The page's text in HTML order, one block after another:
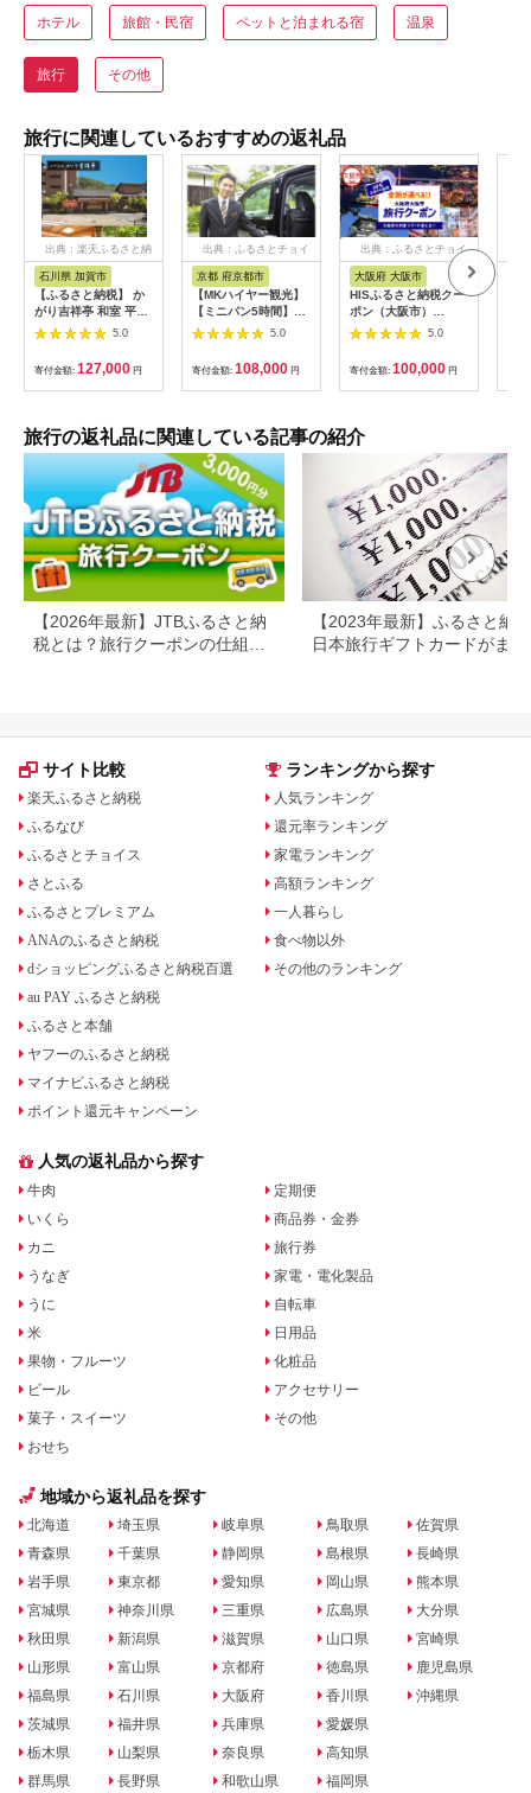
ホテル 旅館・民宿 ペットと泊まれる宿 温泉
旅行 その他
旅行に関連しているおすすめの返礼品
出典：楽天ふるさと納
石川県 加賀市
【ふるさと納税】 か
がり吉祥亭 和室 平日
限定 ペア宿泊券 1泊2
食付 2名 ペア 食事付
温泉 宿泊券 旅行 トラ
ベル 宿泊 宿泊施設 宿
レジャー F6P-0991
5.0
寄付金額: 127,000 円
出典：ふるさとチョイ
京都 府京都市
【MKハイヤー観光】
【ミニバン5時間】ド
ライバーとめぐるとっ
ておきの京都観光（3
／21-6／20・10／1-
11／30）
5.0
寄付金額: 108,000 円
出典：ふるさとチョイ
大阪府 大阪市
HISふるさと納税クー
ポン（大阪市）
30,000円分_OS039-
5.0
寄付金額: 100,000 円
旅行の返礼品に関連している記事の紹介
【2026年最新】JTBふるさと納
税とは？旅行クーポンの仕組
【2023年最新】ふるさと納
日本旅行ギフトカードがまだ
サイト比較
楽天ふるさと納税
ふるなび
ふるさとチョイス
さとふる
ふるさとプレミアム
ANAのふるさと納税
dショッピングふるさと納税百選
au PAY ふるさと納税
ふるさと本舗
ヤフーのふるさと納税
マイナビふるさと納税
ポイント還元キャンペーン
ランキングから探す
人気ランキング
還元率ランキング
家電ランキング
高額ランキング
一人暮らし
食べ物以外
その他のランキング
人気の返礼品から探す
牛肉
いくら
カニ
うなぎ
うに
米
果物・フルーツ
ビール
菓子・スイーツ
おせち
定期便
商品券・金券
旅行券
家電・電化製品
自転車
日用品
化粧品
アクセサリー
その他
地域から返礼品を探す
北海道
青森県
岩手県
宮城県
秋田県
山形県
福島県
茨城県
栃木県
群馬県
埼玉県
千葉県
東京都
神奈川県
新潟県
富山県
石川県
福井県
山梨県
長野県
岐阜県
静岡県
愛知県
三重県
滋賀県
京都府
大阪府
兵庫県
奈良県
和歌山県
鳥取県
島根県
岡山県
広島県
山口県
徳島県
香川県
愛媛県
高知県
福岡県
佐賀県
長崎県
熊本県
大分県
宮崎県
鹿児島県
沖縄県